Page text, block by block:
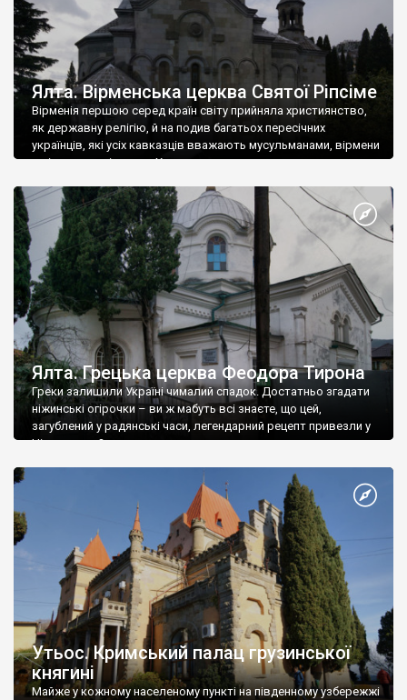
Ялта. Вірменська церква Святої Ріпсіме
Вірменія першою серед країн світу прийняла християнство,
як державну релігію, й на подив багатьох пересічних
українців, які усіх кавказців вважають мусульманами, вірмени
є відданими вірянами Христа
Ялта. Грецька церква Феодора Тирона
Греки залишили Україні чималий спадок. Достатньо згадати
ніжинські огірочки – ви ж мабуть всі знаєте, що цей,
загублений у радянські часи, легендарний рецепт привезли у
Ніжин греки?
Утьос. Кримський палац грузинської
княгині
Майже у кожному населеному пункті на південному узбережжі